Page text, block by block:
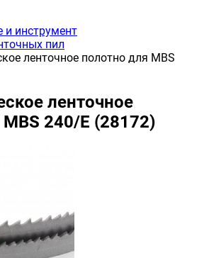
и инструмент
пил
ленточное полотно для MBS
ленточное
240/E (28172)